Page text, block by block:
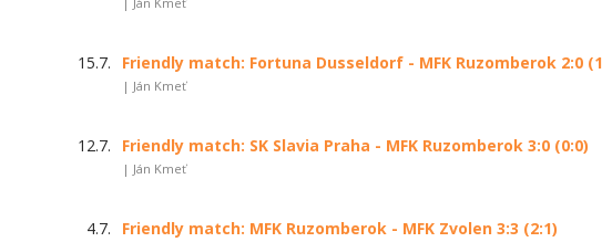
15.7. Friendly match: Fortuna Dusseldorf - MFK Ruzomberok 2:0
| Ján Kmeť
12.7. Friendly match: SK Slavia Praha - MFK Ruzomberok 3:0 (0:0)
| Ján Kmeť
4.7. Friendly match: MFK Ruzomberok - MFK Zvolen 3:3 (2:1)